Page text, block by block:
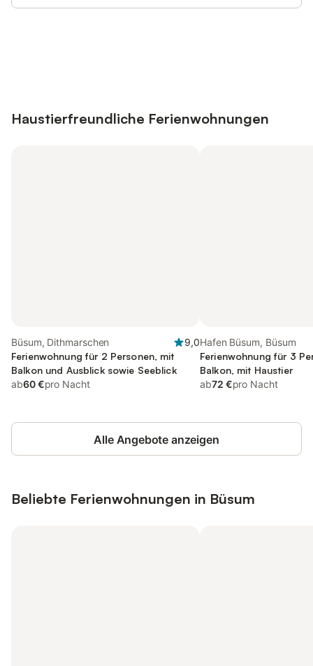
Haustierfreundliche Ferienwohnungen
Büsum, Dithmarschen
9,0
Ferienwohnung für 2 Personen, mit
Balkon und Ausblick sowie Seeblick
ab60 €pro Nacht
Hafen Büsum, Büsum
Ferienwohnung für 3
Balkon, mit Haustier
ab72 €pro Nacht
Alle Angebote anzeigen
Beliebte Ferienwohnungen in Büsum